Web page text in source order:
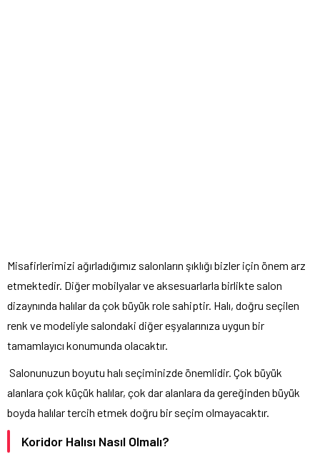
Misafirlerimizi ağırladığımız salonların şıklığı bizler için önem arz
etmektedir. Diğer mobilyalar ve aksesuarlarla birlikte salon
dizaynında halılar da çok büyük role sahiptir. Halı, doğru seçilen
renk ve modeliyle salondaki diğer eşyalarınıza uygun bir
tamamlayıcı konumunda olacaktır.
Salonunuzun boyutu halı seçiminizde önemlidir. Çok büyük
alanlara çok küçük halılar, çok dar alanlara da gereğinden büyük
boyda halılar tercih etmek doğru bir seçim olmayacaktır.
Koridor Halısı Nasıl Olmalı?